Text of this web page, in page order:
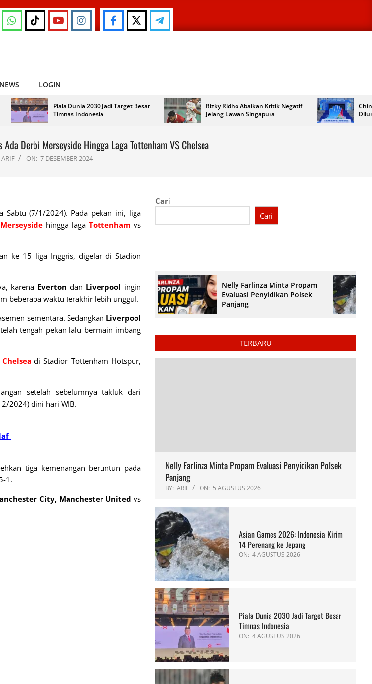
LOGIN
Piala Dunia 2030 Jadi Target Besar
Timnas Indonesia
Rizky Ridho Abaikan Kritik Negatif
Jelang Lawan Singapura
Derbi Merseyside Hingga Laga Tottenham VS Chelsea
ARIF ON: 7 DESEMBER 2024
(7/1/2024). Pada pekan ini, liga
Merseyside hingga laga Tottenham vs
ke 15 liga Inggris, digelar di Stadion
karena Everton dan Liverpool ingin
beberapa waktu terakhir lebih unggul.
sementara. Sedangkan Liverpool
tengah pekan lalu bermain imbang
Chelsea di Stadion Tottenham Hotspur,
setelah sebelumnya takluk dari
2024) dini hari WIB.
tiga kemenangan beruntun pada
5-1.
City, Manchester United vs
Cari
Cari
Nelly Farlinza Minta Propam
Evaluasi Penyidikan Polsek
Panjang
TERBARU
Nelly Farlinza Minta Propam Evaluasi Penyidikan Polsek
Panjang
BY: ARIF ON: 5 AGUSTUS 2026
Asian Games 2026: Indonesia Kirim
14 Perenang ke Jepang
ON: 4 AGUSTUS 2026
Piala Dunia 2030 Jadi Target Besar
Timnas Indonesia
ON: 4 AGUSTUS 2026